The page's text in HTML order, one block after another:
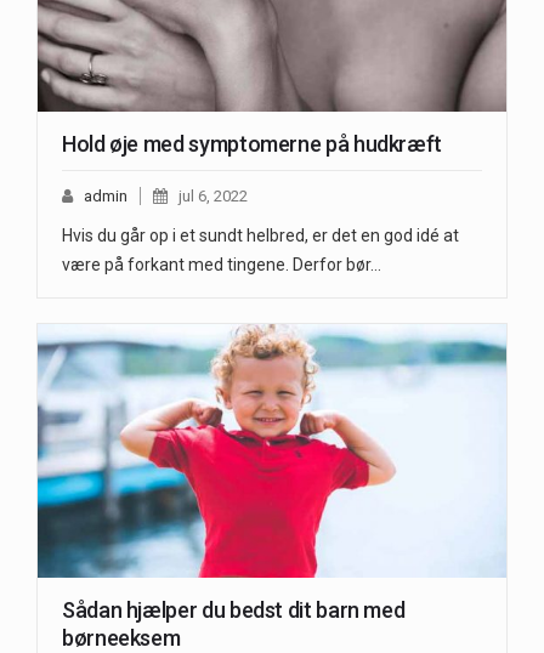
Hold øje med symptomerne på hudkræft
admin jul 6, 2022
Hvis du går op i et sundt helbred, er det en god idé at
være på forkant med tingene. Derfor bør…
Sådan hjælper du bedst dit barn med
børneeksem